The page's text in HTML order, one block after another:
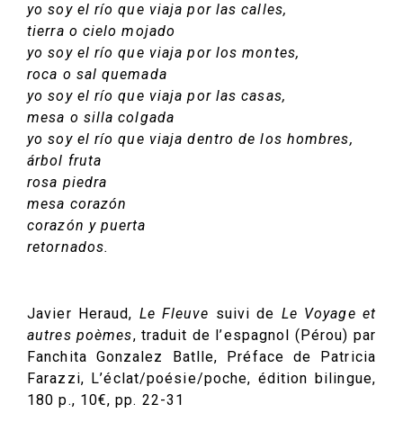
yo soy el río que viaja por las calles,
tierra o cielo mojado
yo soy el río que viaja por los montes,
roca o sal quemada
yo soy el río que viaja por las casas,
mesa o silla colgada
yo soy el río que viaja dentro de los hombres,
árbol fruta
rosa piedra
mesa corazón
corazón y puerta
retornados.
Javier Heraud, Le Fleuve suivi de Le Voyage et
autres poèmes, traduit de l’espagnol (Pérou) par
Fanchita Gonzalez Batlle, Préface de Patricia
Farazzi, L’éclat/poésie/poche, édition bilingue,
180 p., 10€, pp. 22-31